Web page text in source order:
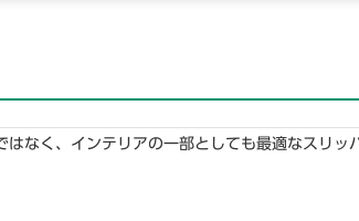
なく、インテリアの一部としても最適なスリ